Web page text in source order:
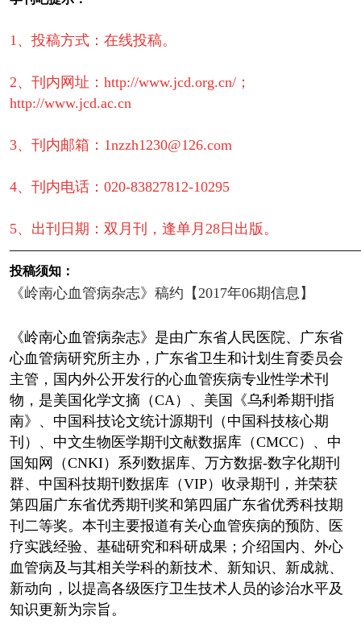
1、投稿方式：在线投稿。
2、刊内网址：http://www.jcd.org.cn/；
http://www.jcd.ac.cn
3、刊内邮箱：1nzzh1230@126.com
4、刊内电话：020-83827812-10295
5、出刊日期：双月刊，逢单月28日出版。
投稿须知：
《岭南心血管病杂志》稿约【2017年06期信息】
《岭南心血管病杂志》是由广东省人民医院、广东省
心血管病研究所主办，广东省卫生和计划生育委员会
主管，国内外公开发行的心血管疾病专业性学术刊
物，是美国化学文摘（CA）、美国《乌利希期刊指
南》、中国科技论文统计源期刊（中国科技核心期
刊）、中文生物医学期刊文献数据库（CMCC）、中
国知网（CNKI）系列数据库、万方数据-数字化期刊
群、中国科技期刊数据库（VIP）收录期刊，并荣获
第四届广东省优秀期刊奖和第四届广东省优秀科技期
刊二等奖。本刊主要报道有关心血管疾病的预防、医
疗实践经验、基础研究和科研成果；介绍国内、外心
血管病及与其相关学科的新技术、新知识、新成就、
新动向，以提高各级医疗卫生技术人员的诊治水平及
知识更新为宗旨。